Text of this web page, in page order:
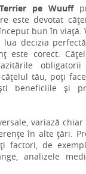
pe Wuuff
este devotat
bun în viață.
decizia
este corect.
tău, poți
beneficiile și
variază
în alte țări.
factori, de
analizele